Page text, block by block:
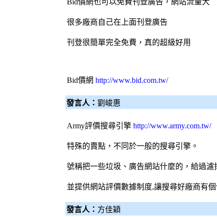
Bid價網也可以免費刊登廣告，網站流量大
很多廠商自己在上面刊登廣告
刊登很簡單完全免費，真的超級好用
Bid價網 http://www.bid.com.tw/
發言人： 劉峻惠
Army評價搜尋引擎 http://www.army.com.tw/
特殊的賣點，不同於一般的搜尋引擎。
號稱把一些垃圾、廣告網站什麼的，給過濾
並提供網站評價數據制度,讓搜尋好廠商有
發言人： 方佳穎